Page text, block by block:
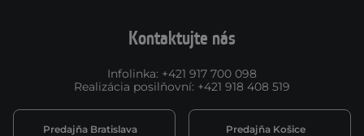
Kontaktujte nás
Infolinka: +421 917 700 098
Realizácia posilňovní: +421 918 408 519
Predajňa Bratislava Predajňa Košice